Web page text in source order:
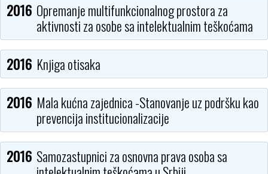
2016 Opremanje multifunkcionalnog prostora za
aktivnosti za osobe sa intelektualnim teškoćama
2016 Knjiga otisaka
2016 Mala kućna zajednica -Stanovanje uz podršku kao
prevencija institucionalizacije
2016 Samozastupnici za osnovna prava osoba sa